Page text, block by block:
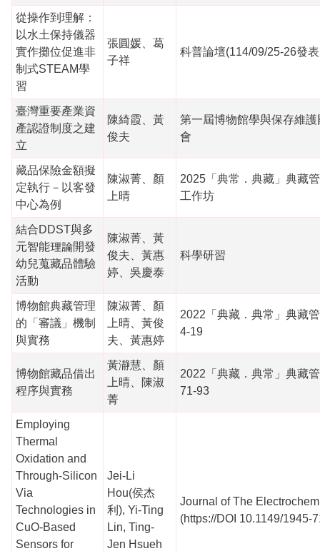
從操作到理解：
以水土保持儀器
實作攤位促進非
制式STEAM學
習
張圓媛、葛
子祥
科普論壇(114/09/25-26發
臺灣重要產業資
產認證制度之建
立
陳綺霞、黃
俊夫
第一屆博物館學與保存維
會
藏品保險金額擬
定執行－以客發
中心為例
陳淑菁、顏
上晴
2025「典常．典藏」典藏
工作坊
結合DDST與多
元智能理論開發
幼兒蒐藏品體驗
活動
陳淑菁、黃
俊夫、黃惠
婷、吳慶泰
科學研習
博物館典藏管理
的「審議」機制
與實務
陳淑菁、顏
上晴、黃俊
夫、黃惠婷
2022「典藏．典常」典藏
4-19
博物館藏品借出
程序與實務
黃瀞慧、顏
上晴、陳淑
菁
2022「典藏．典常」典藏
71-93
Employing
Thermal
Oxidation and
Through-Silicon
Via
Technologies in
CuO-Based
Sensors for
Jei-Li
Hou(侯杰
利), Yi-Ting
Lin, Ting-
Jen Hsueh
Journal of The
(https://DOI 10.1149/1945-